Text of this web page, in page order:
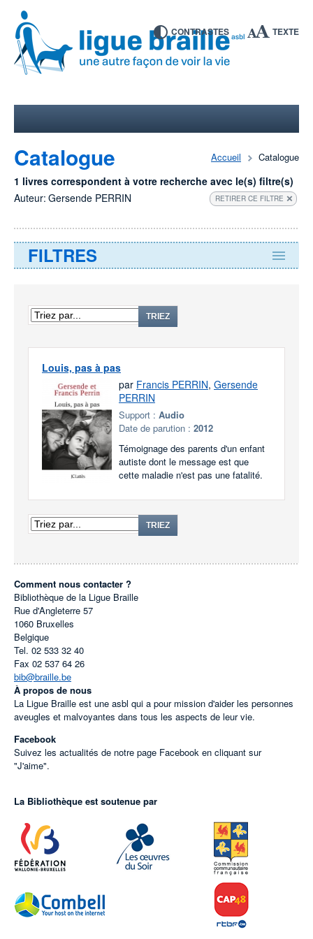
CONTRASTES TEXTE
Accueil Catalogue
Catalogue
1 livres correspondent à votre recherche avec le(s) filtre(s)
Auteur: Gersende PERRIN RETIRER CE FILTRE
FILTRES
TRIEZ
Louis, pas à pas
par Francis PERRIN, Gersende
PERRIN
Support : Audio
Date de parution : 2012
Témoignage des parents d'un enfant
autiste dont le message est que
cette maladie n'est pas une fatalité.
TRIEZ
Comment nous contacter ?
Bibliothèque de la Ligue Braille
Rue d'Angleterre 57
1060 Bruxelles
Belgique
Tel. 02 533 32 40
Fax 02 537 64 26
bib@braille.be
À propos de nous
La Ligue Braille est une asbl qui a pour mission d'aider les personnes
aveugles et malvoyantes dans tous les aspects de leur vie.
Facebook
Suivez les actualités de notre page Facebook en cliquant sur
"J'aime".
La Bibliothèque est soutenue par